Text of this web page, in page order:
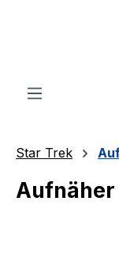
Star Trek
Aufnäher